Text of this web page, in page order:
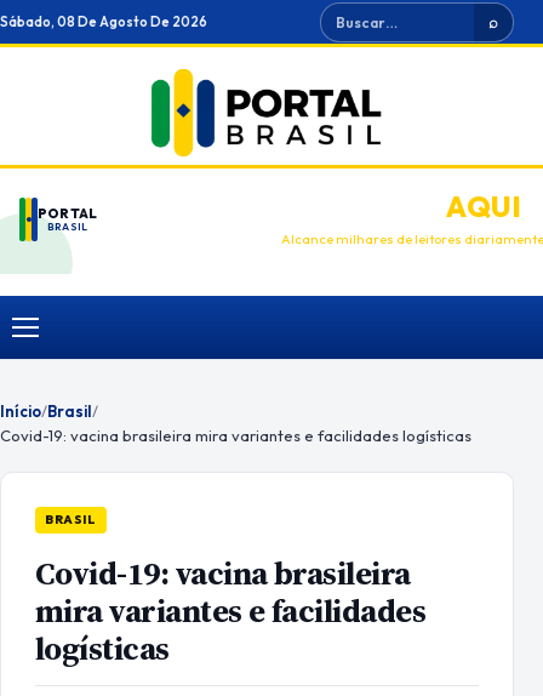
Ir
para
Sábado, 08 De Agosto De 2026 Buscar ⌕
PORTAL
BRASIL
ANUNCIEAQUI
Alcance milhares de leitores diariamente
Menu
Início/Brasil/
Covid-19: vacina brasileira mira variantes e facilidades logísticas
BRASIL
Covid-19: vacina brasileira
mira variantes e facilidades
logísticas